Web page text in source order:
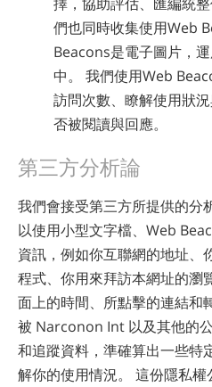
們也同時收集使用Web
Beacons是電子圖片，
中。 我們使用Web
訪問次數、瞭解使用狀
否被閱讀與回應。
第三方分析論
我們會接受第三方所提供的分
以使用小型文字檔、Web
資訊，例如你互聯網的地址、
程式、你用來拜訪本網址的瀏
面上的時間、所點擊的連結和
被 Narconon Int 以及其他的
和追蹤資料，準確算出一些特
解你的使用情況。 這份隱私